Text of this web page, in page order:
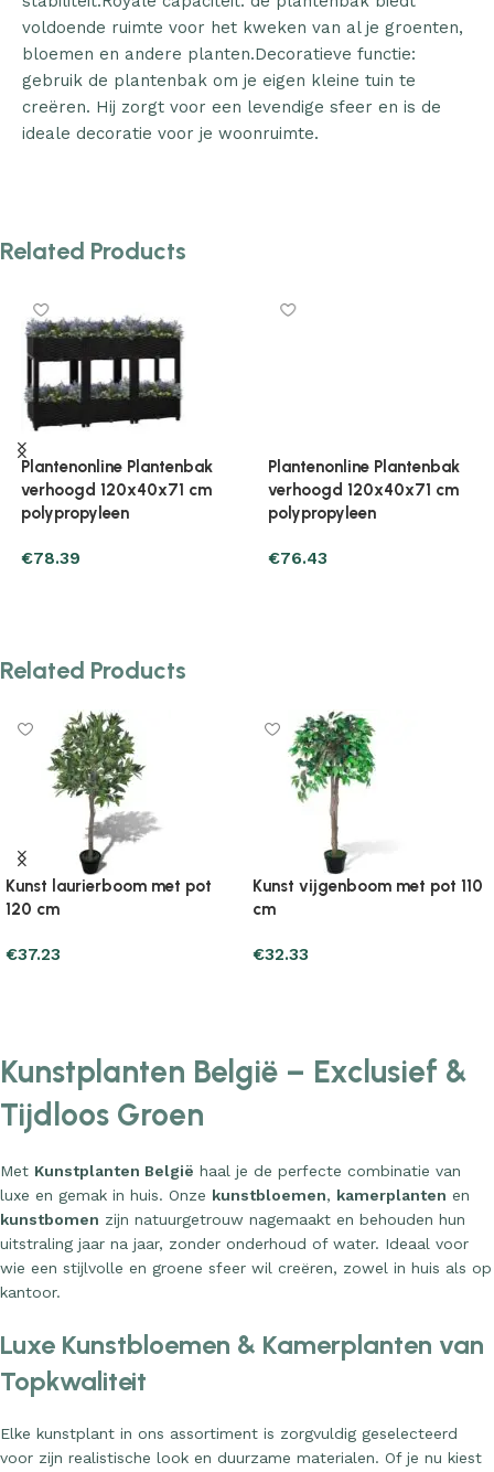
voldoende ruimte voor het kweken van al je groenten,
bloemen en andere planten.Decoratieve functie:
gebruik de plantenbak om je eigen kleine tuin te
creëren. Hij zorgt voor een levendige sfeer en is de
ideale decoratie voor je woonruimte.
Related Products
Plantenonline Plantenbak
verhoogd 120x40x71 cm
polypropyleen
76.43
Plantenonline Plantenbak
verhoogd 160x40x23 cm
polypropyleen
48.99
Related Products
Kunst vijgenboom met pot 60
cm
€30.37
Kunst vijgenboom met pot
€33.31
Kunstplanten België – Exclusief &
Tijdloos Groen
Met Kunstplanten België haal je de perfecte combinatie van
luxe en gemak in huis. Onze kunstbloemen, kamerplanten en
kunstbomen zijn natuurgetrouw nagemaakt en behouden hun
uitstraling jaar na jaar, zonder onderhoud of water. Ideaal voor
wie een stijlvolle en groene sfeer wil creëren, zowel in huis als op
kantoor.
Luxe Kunstbloemen & Kamerplanten van
Topkwaliteit
Elke kunstplant in ons assortiment is zorgvuldig geselecteerd
voor zijn realistische look en duurzame materialen. Of je nu kiest